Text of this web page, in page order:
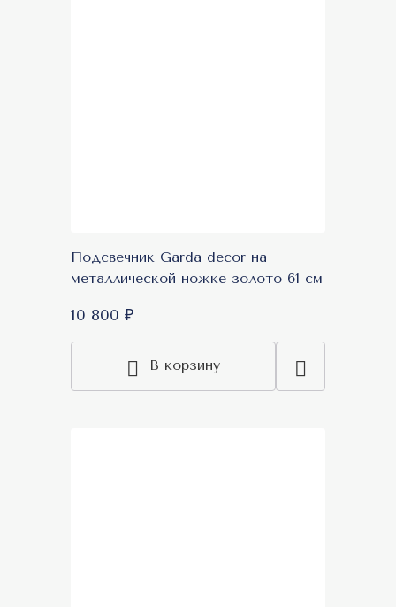
Подсвечник Garda decor на
металлической ножке золото 61 см
10 800 ₽
В корзину